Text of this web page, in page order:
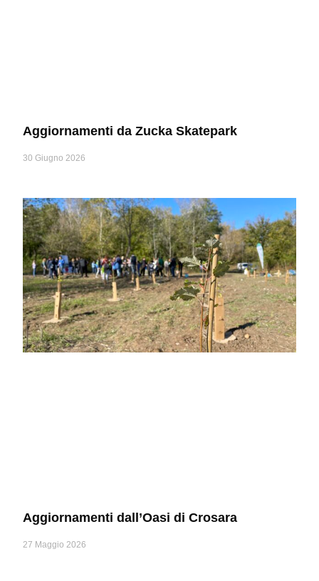
Aggiornamenti da Zucka Skatepark
30 Giugno 2026
Aggiornamenti dall’Oasi di Crosara
27 Maggio 2026